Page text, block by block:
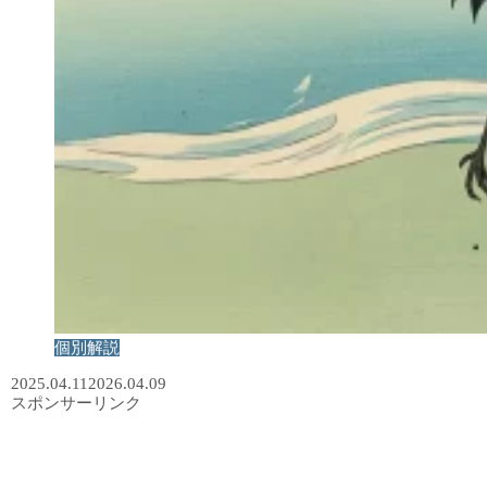
個別解説
2025.04.112026.04.09
スポンサーリンク